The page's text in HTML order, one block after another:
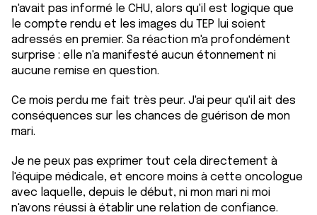
avec d'autres informations que vous leur avez fournies
ou qu'ils ont collectées lors de votre utilisation de leurs
services.
n'avait pas informé le CHU, alors qu'il est logique que
le compte rendu et les images du TEP lui soient
adressés en premier. Sa réaction m'a profondément
surprise : elle n'a manifesté aucun étonnement ni
aucune remise en question.
Ce mois perdu me fait très peur. J'ai peur qu'il ait des
conséquences sur les chances de guérison de mon
mari.
Je ne peux pas exprimer tout cela directement à
l'équipe médicale, et encore moins à cette oncologue
avec laquelle, depuis le début, ni mon mari ni moi
n'avons réussi à établir une relation de confiance.